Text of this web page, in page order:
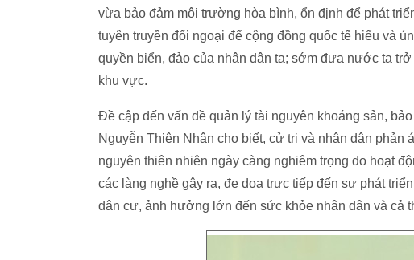
vừa bảo đảm môi trường hòa bình, ổn định để phát
tuyên truyền đối ngoại để cộng đồng quốc tế hiểu và
quyền biển, đảo của nhân dân ta; sớm đưa nước ta
khu vực.
Đề cập đến vấn đề quản lý tài nguyên khoáng sản,
Nguyễn Thiện Nhân cho biết, cử tri và nhân dân phản
nguyên thiên nhiên ngày càng nghiêm trọng do hoạt
các làng nghề gây ra, đe dọa trực tiếp đến sự phát
dân cư, ảnh hưởng lớn đến sức khỏe nhân dân và cả